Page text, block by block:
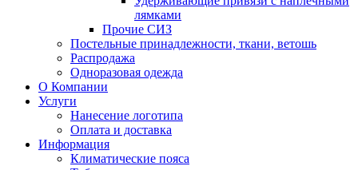
лямками
Прочие СИЗ
Постельные принадлежности, ткани, ветошь
Распродажа
Одноразовая одежда
О Компании
Услуги
Нанесение логотипа
Оплата и доставка
Информация
Климатические пояса